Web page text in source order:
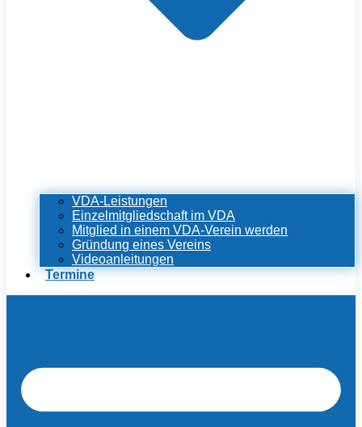
VDA-Leistungen
Einzelmitgliedschaft im VDA
Mitglied in einem VDA-Verein werden
Gründung eines Vereins
Videoanleitungen
Termine